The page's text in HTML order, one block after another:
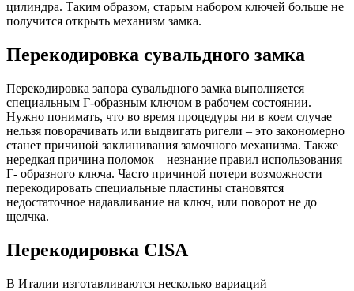
цилиндра. Таким образом, старым набором ключей больше не
получится открыть механизм замка.
Перекодировка сувальдного замка
Перекодировка запора сувальдного замка выполняется
специальным Г-образным ключом в рабочем состоянии.
Нужно понимать, что во время процедуры ни в коем случае
нельзя поворачивать или выдвигать ригели – это закономерно
станет причиной заклинивания замочного механизма. Также
нередкая причина поломок – незнание правил использования
Г- образного ключа. Часто причиной потери возможности
перекодировать специальные пластины становятся
недостаточное надавливание на ключ, или поворот не до
щелчка.
Перекодировка CISA
В Италии изготавливаются несколько вариаций